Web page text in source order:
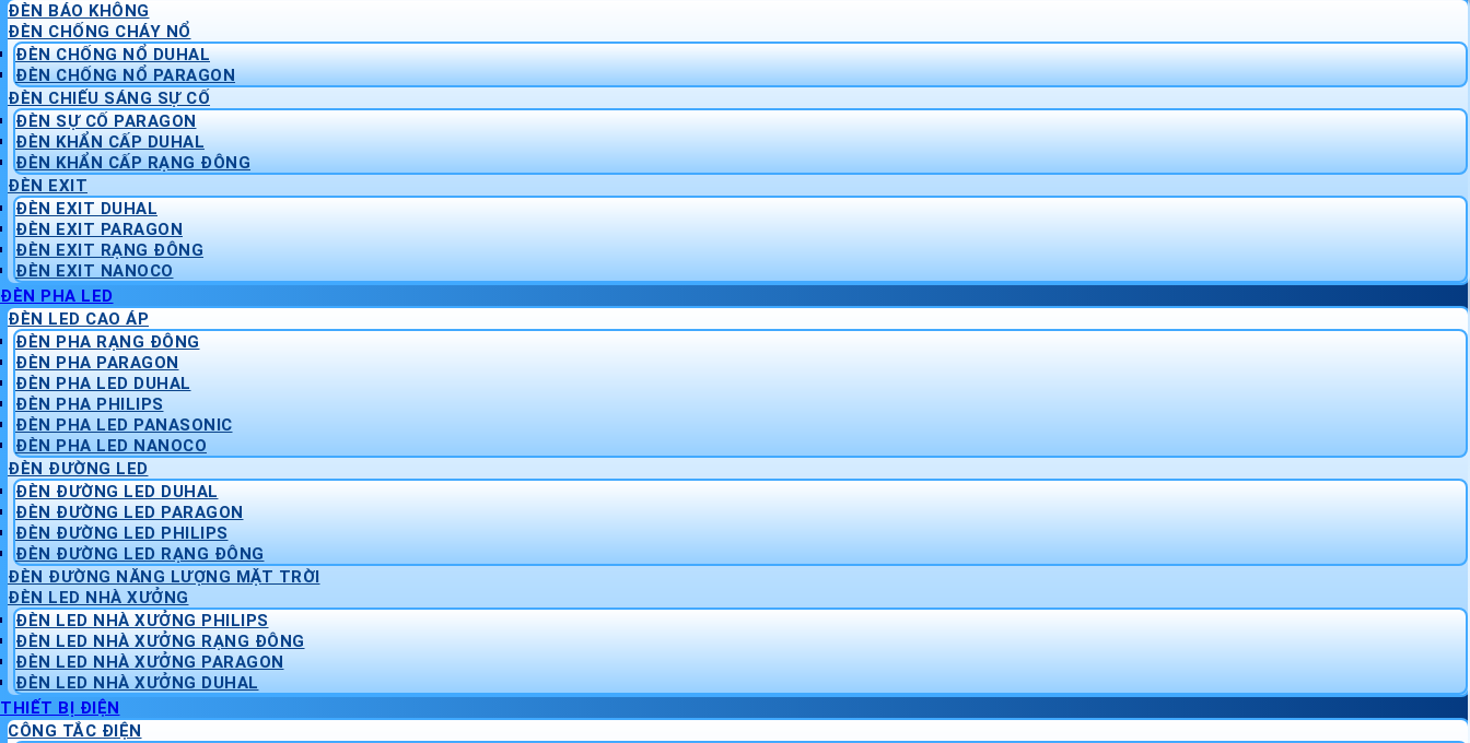
ĐÈN BÁO KHÔNG
ĐÈN CHỐNG CHÁY NỔ
ĐÈN CHỐNG NỔ DUHAL
ĐÈN CHỐNG NỔ PARAGON
ĐÈN CHIẾU SÁNG SỰ CỐ
ĐÈN SỰ CỐ PARAGON
ĐÈN KHẨN CẤP DUHAL
ĐÈN KHẨN CẤP RẠNG ĐÔNG
ĐÈN EXIT
ĐÈN EXIT DUHAL
ĐÈN EXIT PARAGON
ĐÈN EXIT RẠNG ĐÔNG
ĐÈN EXIT NANOCO
ĐÈN PHA LED
ĐÈN LED CAO ÁP
ĐÈN PHA RẠNG ĐÔNG
ĐÈN PHA PARAGON
ĐÈN PHA LED DUHAL
ĐÈN PHA PHILIPS
ĐÈN PHA LED PANASONIC
ĐÈN PHA LED NANOCO
ĐÈN ĐƯỜNG LED
ĐÈN ĐƯỜNG LED DUHAL
ĐÈN ĐƯỜNG LED PARAGON
ĐÈN ĐƯỜNG LED PHILIPS
ĐÈN ĐƯỜNG LED RẠNG ĐÔNG
ĐÈN ĐƯỜNG NĂNG LƯỢNG MẶT TRỜI
ĐÈN LED NHÀ XƯỞNG
ĐÈN LED NHÀ XƯỞNG PHILIPS
ĐÈN LED NHÀ XƯỞNG RẠNG ĐÔNG
ĐÈN LED NHÀ XƯỞNG PARAGON
ĐÈN LED NHÀ XƯỞNG DUHAL
THIẾT BỊ ĐIỆN
CÔNG TẮC ĐIỆN